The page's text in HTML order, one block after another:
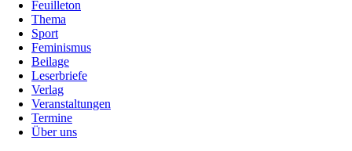
Feuilleton
Thema
Sport
Feminismus
Beilage
Leserbriefe
Verlag
Veranstaltungen
Termine
Über uns